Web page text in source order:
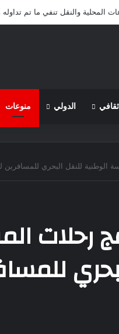
المحلية والنقل تنفي ما تم
ثقافي الدولي منوعات
الوطنية للنقل البحري للمسافرين
رحلات